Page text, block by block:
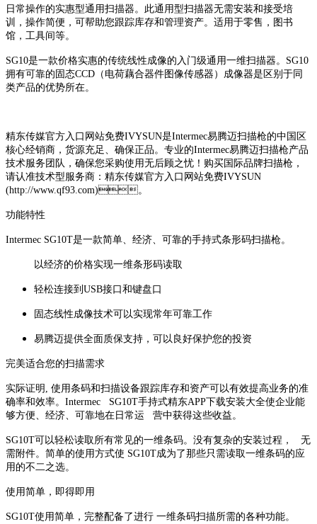
日常操作的实惠型通用扫描器。此通用型扫描器无需安装和接受培
训，操作简便，可帮助您跟踪库存和管理资产。适用于零售，图书
馆，工具间等。
SG10是一款价格实惠的传统线性成像的入门级通用一维扫描器。SG10
拥有可靠的固态CCD（电荷藕合器件图像传感器）成像器是区别于同
类产品的优势所在。
精东传媒官方入口网站免费IVYSUN是Intermec易腾迈扫描枪的中国区
核心经销商，货源充足、确保正品。专业的Intermec易腾迈扫描枪产品
技术服务团队，确保您采购使用无后顾之忧！购买国际品牌扫描枪，
请认准技术型服务商：精东传媒官方入口网站免费IVYSUN
(http://www.qf93.com)。
功能特性
Intermec SG10T是一款简单、经济、可靠的手持式条形码扫描枪。
以经济的价格实现一维条形码读取
轻松连接到USB接口和键盘口
固态线性成像技术可以实现常年可靠工作
易腾迈提供全面质保支持，可以良好保护您的投资
完美适合您的扫描需求
实际证明, 使用条码和扫描设备跟踪库存和资产可以有效提高业务的准
确率和效率。Intermec SG10T手持式精东APP下载安装大全使企业能
够方便、经济、可靠地在日常运 营中获得这些收益。
SG10T可以轻松读取所有常见的一维条码。没有复杂的安装过程， 无
需附件。简单的使用方式使 SG10T成为了那些只需读取一维条码的应
用的不二之选。
使用简单，即得即用
SG10T使用简单，完整配备了进行 一维条码扫描所需的各种功能。